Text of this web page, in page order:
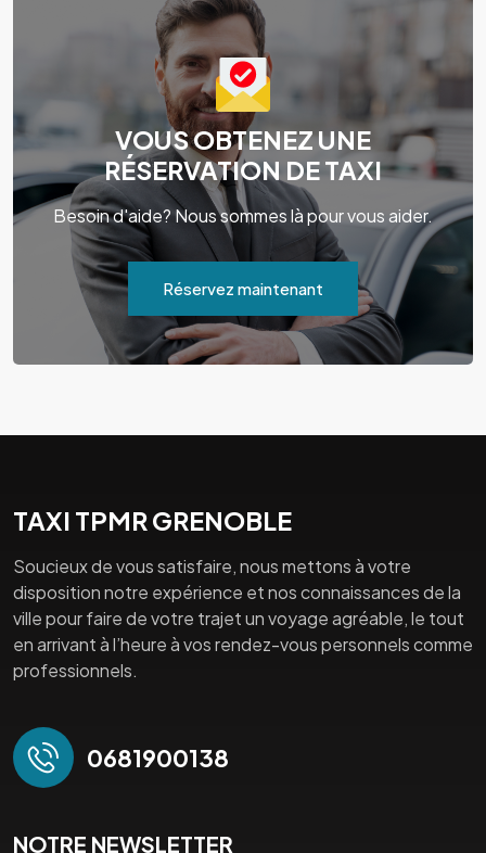
VOUS OBTENEZ UNE
RÉSERVATION DE TAXI
Besoin d'aide? Nous sommes là pour vous aider.
Réservez maintenant
TAXI TPMR GRENOBLE
Soucieux de vous satisfaire, nous mettons à votre
disposition notre expérience et nos connaissances de la
ville pour faire de votre trajet un voyage agréable, le tout
en arrivant à l’heure à vos rendez-vous personnels comme
professionnels.
0681900138
NOTRE NEWSLETTER